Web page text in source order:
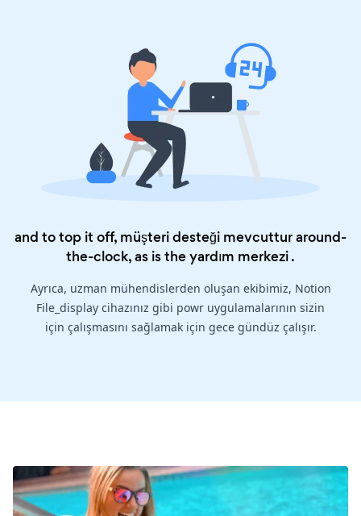
and to top it off, müşteri desteği mevcuttur around-
the-clock, as is theyardım merkezi.
Ayrıca, uzman mühendislerden oluşan ekibimiz, Notion
File_display cihazınız gibi powr uygulamalarının sizin
için çalışmasını sağlamak için gece gündüz çalışır.